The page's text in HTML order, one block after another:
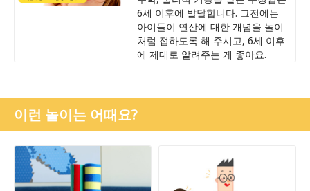
6세 이후에 발달합니다. 그전에는
아이들이 연산에 대한 개념을 놀이
처럼 접하도록 해 주시고, 6세 이후
에 제대로 알려주는 게 좋아요.
이런 놀이는 어때요?